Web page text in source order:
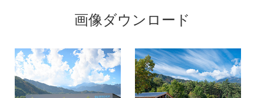
画像ダウンロード